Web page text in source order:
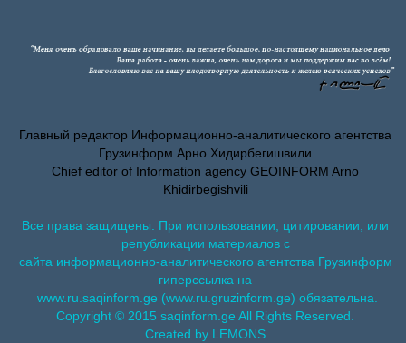
Главный редактор Информационно-аналитического агентства
Грузинформ Арно Хидирбегишвили
Chief editor of Information agency GEOINFORM Arno
Khidirbegishvili
Все права защищены. При использовании, цитировании, или
републикации материалов с
сайта информационно-аналитического агентства Грузинформ
гиперссылка на
www.ru.saqinform.ge (www.ru.gruzinform.ge) обязательна.
Copyright © 2015 saqinform.ge All Rights Reserved.
Created by LEMONS